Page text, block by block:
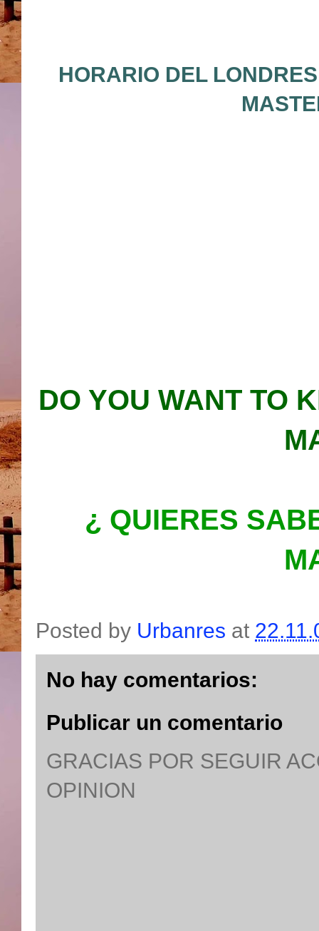
HORARIO DEL
DO YOU WANT TO
¿ QUIERES
Posted by Urbanres at
No hay comentarios:
Publicar un comentario
GRACIAS POR SEGUIR
OPINION